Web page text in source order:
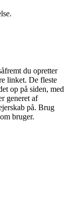
du opretter
linket. De fleste
op på siden, med
generet af
på. Brug
bruger.